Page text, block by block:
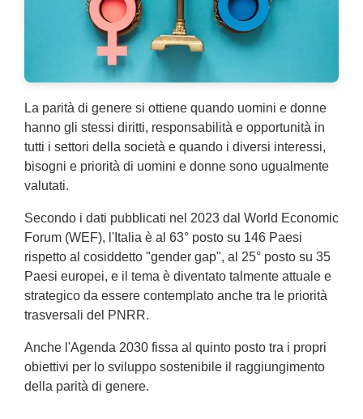
La parità di genere si ottiene quando uomini e donne
hanno gli stessi diritti, responsabilità e opportunità in
tutti i settori della società e quando i diversi interessi,
bisogni e priorità di uomini e donne sono ugualmente
valutati.
Secondo i dati pubblicati nel 2023 dal World Economic
Forum (WEF), l'Italia è al 63° posto su 146 Paesi
rispetto al cosiddetto "gender gap", al 25° posto su 35
Paesi europei, e il tema è diventato talmente attuale e
strategico da essere contemplato anche tra le priorità
trasversali del PNRR.
Anche l'Agenda 2030 fissa al quinto posto tra i propri
obiettivi per lo sviluppo sostenibile il raggiungimento
della parità di genere.